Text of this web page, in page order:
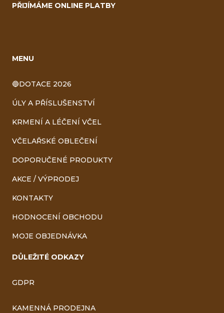
PŘIJÍMÁME ONLINE PLATBY
MENU
🔵DOTACE 2026
ÚLY A PŘÍSLUŠENSTVÍ
KRMENÍ A LÉČENÍ VČEL
VČELAŘSKÉ OBLEČENÍ
DOPORUČENÉ PRODUKTY
AKCE / VÝPRODEJ
KONTAKTY
HODNOCENÍ OBCHODU
MOJE OBJEDNÁVKA
DŮLEŽITÉ ODKAZY
GDPR
KAMENNÁ PRODEJNA